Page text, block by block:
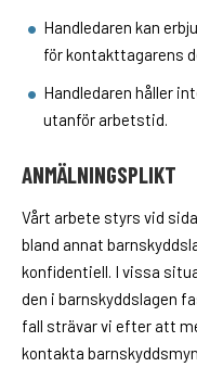
Handledaren kan
för kontakttagarens
Handledaren håller
utanför arbetstid.
ANMÄLNINGSPLIKT
Vårt arbete styrs vid
bland annat
konfidentiell. I vissa
den i barnskyddslagen
fall strävar vi efter att
kontakta